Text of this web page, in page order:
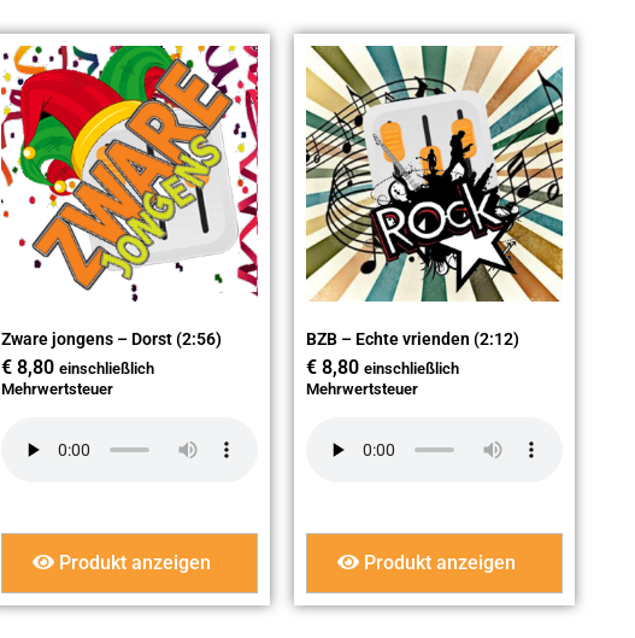
Zware jongens – Dorst (2:56)
€ 8,80 einschließlich
Mehrwertsteuer
Produkt anzeigen
BZB – Echte vrienden (2:12)
€ 8,80 einschließlich
Mehrwertsteuer
Produkt anzeigen